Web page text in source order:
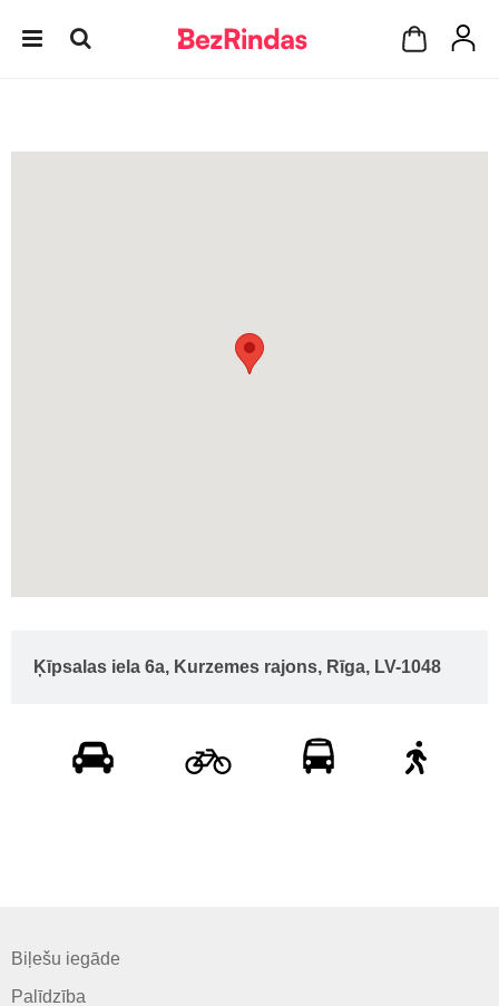
Ķīpsalas iela 6a, Kurzemes rajons, Rīga, LV-1048
Biļešu iegāde
Palīdzība